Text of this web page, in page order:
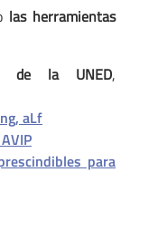
las herramientas
de la UNED,
aLf
para